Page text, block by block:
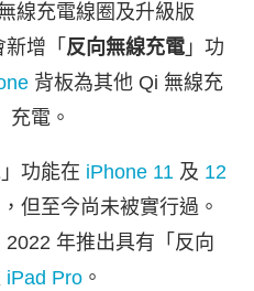
線充電線圈及升級版
增「 反向無線充電 」功
背板為其他 Qi 無線充
充電。
功能在 iPhone 11 及 12
但至今尚未被實行過。
年推出具有「反向
iPad Pro 。